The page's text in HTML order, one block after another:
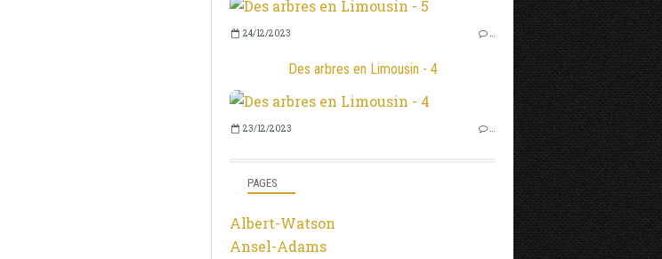
24/12/2023 …
Des arbres en Limousin - 4
23/12/2023 …
PAGES
Albert-Watson
Ansel-Adams